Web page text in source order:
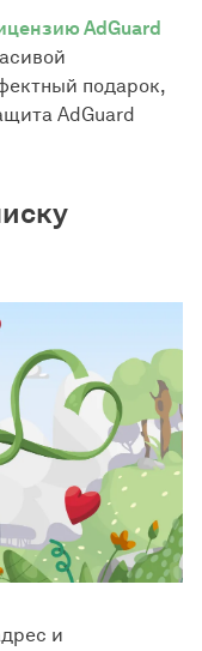
AdGuard
подарок,
AdGuard
и